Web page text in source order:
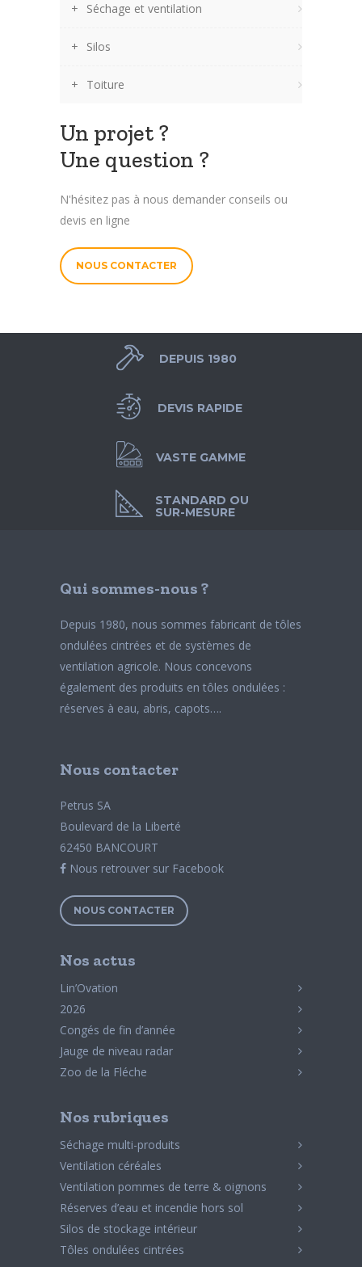
Séchage et ventilation
Silos
Toiture
Un projet ?
Une question ?
N'hésitez pas à nous demander conseils ou
devis en ligne
NOUS CONTACTER
DEPUIS 1980
DEVIS RAPIDE
VASTE GAMME
STANDARD OU
SUR-MESURE
Qui sommes-nous ?
Depuis 1980, nous sommes fabricant de tôles
ondulées cintrées et de systèmes de
ventilation agricole. Nous concevons
également des produits en tôles ondulées :
réserves à eau, abris, capots….
Nous contacter
Petrus SA
Boulevard de la Liberté
62450 BANCOURT
Nous retrouver sur Facebook
NOUS CONTACTER
Nos actus
Lin’Ovation
2026
Congés de fin d’année
Jauge de niveau radar
Zoo de la Fléche
Nos rubriques
Séchage multi-produits
Ventilation céréales
Ventilation pommes de terre & oignons
Réserves d’eau et incendie hors sol
Silos de stockage intérieur
Tôles ondulées cintrées